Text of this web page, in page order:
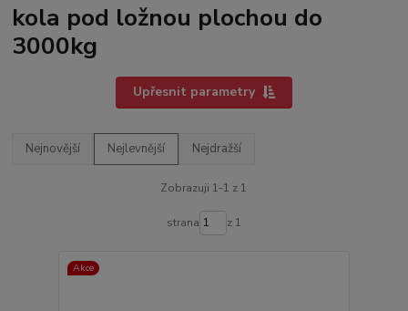
kola pod ložnou plochou do
3000kg
Upřesnit parametry
Nejnovější Nejlevnější Nejdražší
Zobrazuji 1-1 z 1
strana z 1
Akce